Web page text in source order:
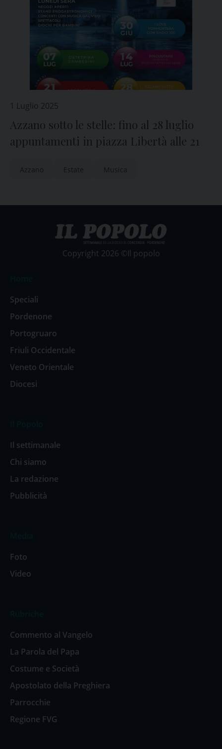
1 Luglio 2025
Azzano sotto le stelle: fino al 28 luglio
appuntamenti in piazza Libertà alle 21
Azzano Estate Musica
Copyright 2026 ©Il popolo
Speciali
Pordenone
Portogruaro
Friuli Occidentale
Veneto Orientale
Diocesi
Il settimanale
Chi siamo
La redazione
Pubblicità
Foto
Video
Commento al Vangelo
La Parola del Papa
Costume e Società
Apostolato della Preghiera
Parrocchie
Regione FVG